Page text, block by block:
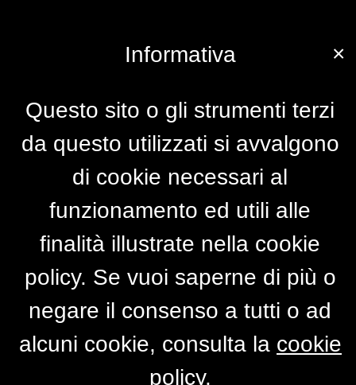
×
Informativa
Questo sito o gli strumenti terzi
da questo utilizzati si avvalgono
di cookie necessari al
funzionamento ed utili alle
finalità illustrate nella cookie
policy. Se vuoi saperne di più o
negare il consenso a tutti o ad
alcuni cookie, consulta la cookie
policy.